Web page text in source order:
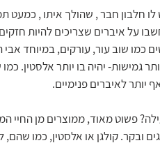
לו חלבון חבר , שהולך איתו , כמעט
על איברים שצריכים להיות
כמו שוב עור, עורקים, במיוחד
גמישות- יהיה בו יותר אלסטין.
לאיברים פנימיים.
פשוט מאוד, ממוצרים מן החיי
ובקר. קולגן או אלסטין, כמו